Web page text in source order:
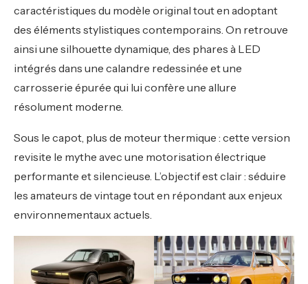
caractéristiques du modèle original tout en adoptant
des éléments stylistiques contemporains. On retrouve
ainsi une silhouette dynamique, des phares à LED
intégrés dans une calandre redessinée et une
carrosserie épurée qui lui confère une allure
résolument moderne.
Sous le capot, plus de moteur thermique : cette version
revisite le mythe avec une motorisation électrique
performante et silencieuse. L’objectif est clair : séduire
les amateurs de vintage tout en répondant aux enjeux
environnementaux actuels.